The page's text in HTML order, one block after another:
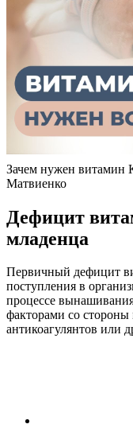
Зачем нужен витамин
Матвиенко
Дефицит
младенца
Первичный дефицит
поступления в
процессе
факторами со
антикоагулянтов или